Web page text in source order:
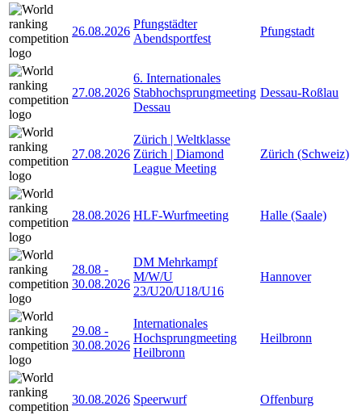
26.08.2026
Pfungstädter
Abendsportfest
Pfungstadt
27.08.2026
6. Internationales
Stabhochsprungmeeting
Dessau
Dessau-Roßlau
27.08.2026
Zürich | Weltklasse
Zürich | Diamond
League Meeting
Zürich (Schweiz)
28.08.2026 HLF-Wurfmeeting Halle (Saale)
28.08 -
30.08.2026
DM Mehrkampf
M/W/U
23/U20/U18/U16
Hannover
29.08 -
30.08.2026
Internationales
Hochsprungmeeting
Heilbronn
Heilbronn
30.08.2026 Speerwurf Offenburg